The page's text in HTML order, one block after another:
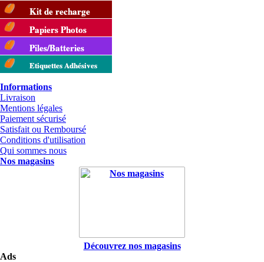
Kit de recharge
Papiers Photos
Piles/Batteries
Etiquettes Adhésives
Informations
Livraison
Mentions légales
Paiement sécurisé
Satisfait ou Remboursé
Conditions d'utilisation
Qui sommes nous
Nos magasins
Découvrez nos magasins
Ads